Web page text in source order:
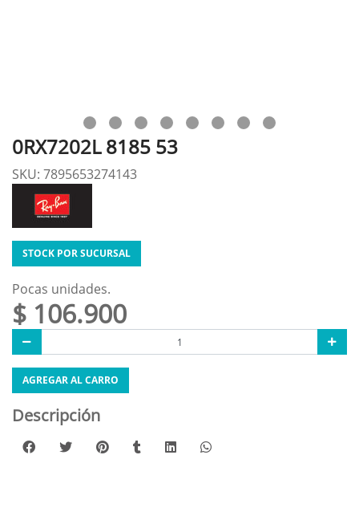
0RX7202L 8185 53
SKU: 7895653274143
STOCK POR SUCURSAL
Pocas unidades.
$ 106.900
AGREGAR AL CARRO
Descripción